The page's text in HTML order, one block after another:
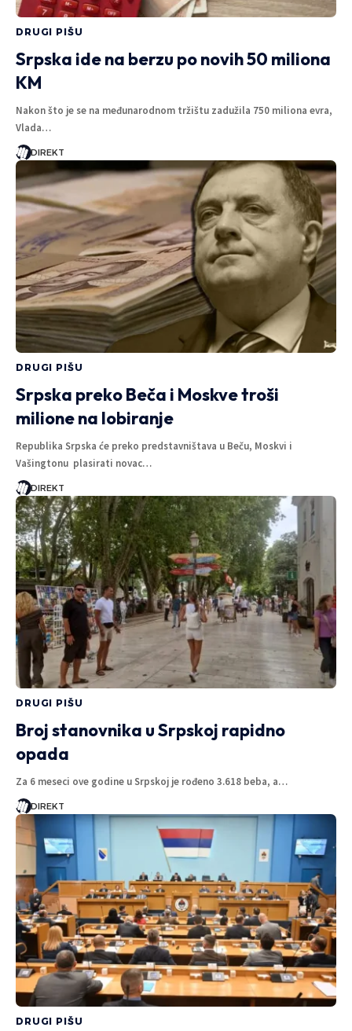
DRUGI PIŠU
Srpska ide na berzu po novih 50 miliona
KM
Nakon što je se na međunarodnom tržištu zadužila 750 miliona evra,
Vlada…
DIREKT
DRUGI PIŠU
Srpska preko Beča i Moskve troši
milione na lobiranje
Republika Srpska će preko predstavništava u Beču, Moskvi i
Vašingtonu plasirati novac…
DIREKT
DRUGI PIŠU
Broj stanovnika u Srpskoj rapidno
opada
Za 6 meseci ove godine u Srpskoj je rođeno 3.618 beba, a…
DIREKT
DRUGI PIŠU